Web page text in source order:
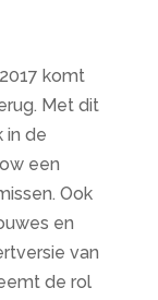
komt
Met dit
in de
een
Ook
en
van
de rol